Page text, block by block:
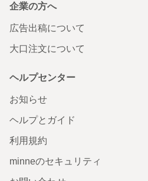
企業の方へ
広告出稿について
大口注文について
ヘルプセンター
お知らせ
ヘルプとガイド
利用規約
minneのセキュリティ